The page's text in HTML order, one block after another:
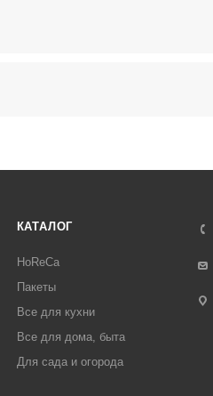
КАТАЛОГ
HoReCa
Пакеты
Все для кухни
Все для дома, быта
Для сада и огорода